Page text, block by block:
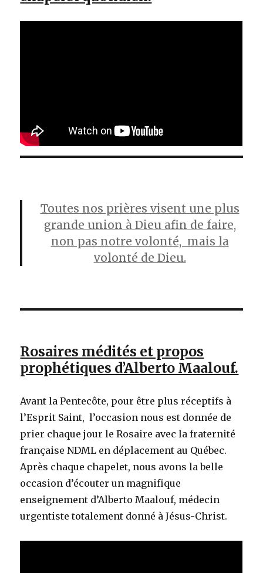
Toutes nos prières visent une plus
grande union à Dieu afin de faire,
non pas notre volonté, mais la
volonté de Dieu.
Rosaires médités et propos
prophétiques d’Alberto Maalouf.
Avant la Pentecôte, pour être plus réceptifs à
l’Esprit Saint, l’occasion nous est donnée de
prier chaque jour le Rosaire avec la fraternité
française NDML en déplacement au Québec.
Après chaque chapelet, nous avons la belle
occasion d’écouter un magnifique
enseignement d’Alberto Maalouf, médecin
urgentiste totalement donné à Jésus-Christ.